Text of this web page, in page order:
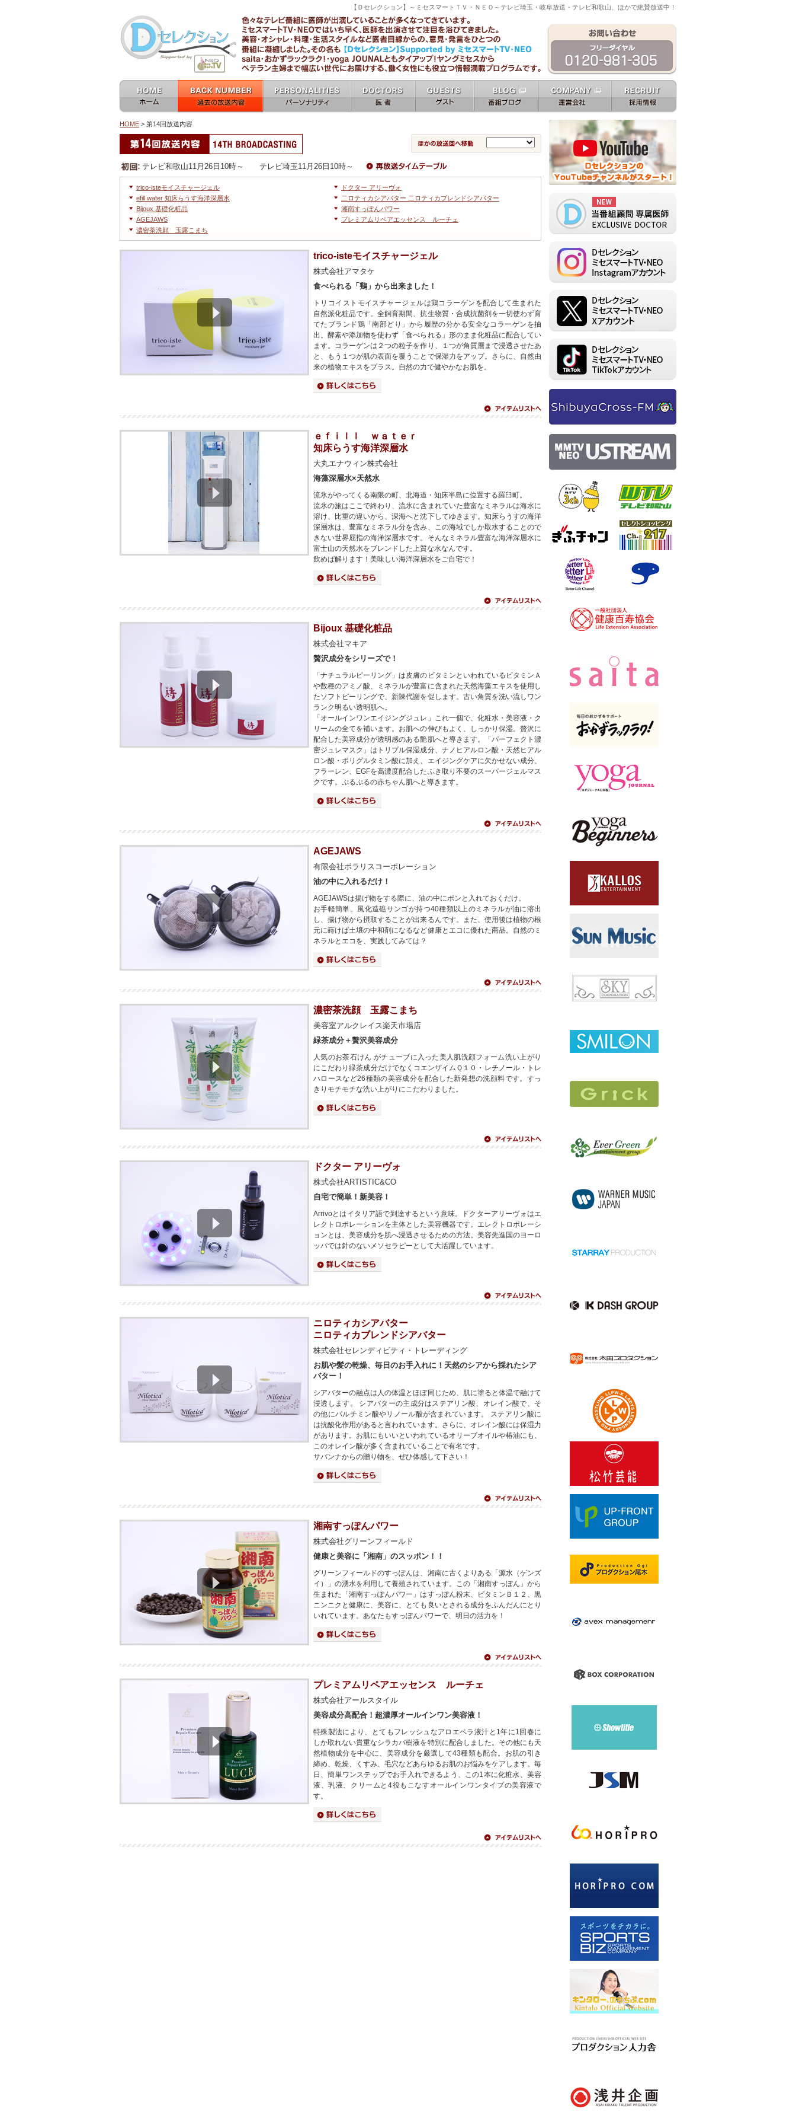
【Ｄセレクション】～ミセスマートＴＶ・ＮＥＯ～テレビ埼玉・岐阜放送・テレビ和歌山、ほかで絶賛放送中！
バー backnumber
personalities
HOME > 第14回放送内容
第14回放送内容
他の放送回へ移動
テレビ和歌山11月26日10時～ テレビ埼玉11月26日10時～ タイムテーブル
trico-isteモイスチャージェル
efill water 知床らうす海洋深層水
Bijoux 基礎化粧品
AGEJAWS
濃密茶洗顔 玉露こまち
ドクター アリーヴォ
二ロティカシアバター 二ロティカブレンドシアバター
湘南すっぽんパワー
プレミアムリペアエッセンス ルーチェ
trico-isteモイスチャージェル
株式会社アマタケ
食べられる「鶏」から出来ました！
トリコイストモイスチャージェルは鶏コラーゲンを配合して生まれた
自然派化粧品です。全飼育期間、抗生物質・合成抗菌剤を一切使わず育
てたブランド鶏「南部どり」から履歴の分かる安全なコラーゲンを抽
出。酵素や添加物を使わず「食べられる」形のまま化粧品に配合してい
ます。コラーゲンは２つの粒子を作り、１つが角質層まで浸透させたあ
と、もう１つが肌の表面を覆うことで保湿力をアップ。さらに、自然由
来の植物エキスをプラス。自然の力で健やかなお肌を。
詳細はこちら
アイテムリスト
へ
ｅｆｉｌｌ ｗａｔｅｒ
知床らうす海洋深層水
大丸エナウィン株式会社
海藻深層水×天然水
流氷がやってくる南限の町、北海道・知床半島に位置する羅臼町。
流氷の旅はここで終わり、流氷に含まれていた豊富なミネラルは海水に
溶け、比重の違いから、深海へと沈下してゆきます。知床らうすの海洋
深層水は、豊富なミネラル分を含み、この海域でしか取水することので
きない世界屈指の海洋深層水です。そんなミネラル豊富な海洋深層水に
富士山の天然水をブレンドした上質な水なんです。
飲めば解ります！美味しい海洋深層水をご自宅で！
詳細はこちら
アイテムリスト
へ
Bijoux 基礎化粧品
株式会社マキア
贅沢成分をシリーズで！
「ナチュラルピーリング」は皮膚のビタミンといわれているビタミンＡ
や数種のアミノ酸、ミネラルが豊富に含まれた天然海藻エキスを使用し
たソフトピーリングで、新陳代謝を促します。古い角質を洗い流しワン
ランク明るい透明肌へ。
「オールインワンエイジングジュレ」これ一個で、化粧水・美容液・ク
リームの全てを補います。お肌への伸びもよく、しっかり保湿。贅沢に
配合した美容成分が透明感のある艶肌へと導きます。「パーフェクト濃
密ジュレマスク」はトリプル保湿成分、ナノヒアルロン酸・天然ヒアル
ロン酸・ポリグルタミン酸に加え、エイジングケアに欠かせない成分、
フラーレン、EGFを高濃度配合したふき取り不要のスーパージェルマス
クです。ぷるぷるの赤ちゃん肌へと導きます。
詳細はこちら
アイテムリスト
へ
AGEJAWS
有限会社ポラリスコーポレーション
油の中に入れるだけ！
AGEJAWSは揚げ物をする際に、油の中にポンと入れておくだけ。
お手軽簡単。風化造礁サンゴが持つ40種類以上のミネラルが油に溶出
し、揚げ物から摂取することが出来るんです。また、使用後は植物の根
元に蒔けば土壌の中和剤になるなど健康とエコに優れた商品。自然のミ
ネラルとエコを、実践してみては？
詳細はこちら
アイテムリスト
へ
濃密茶洗顔 玉露こまち
美容室アルクレイス楽天市場店
緑茶成分＋贅沢美容成分
人気のお茶石けん がチューブに入った美人肌洗顔フォーム洗い上がり
にこだわり緑茶成分だけでなくコエンザイムＱ１０・レチノール・トレ
ハロースなど26種類の美容成分を配合した新発想の洗顔料です。すっ
きりモチモチな洗い上がりにこだわりました。
詳細はこちら
アイテムリスト
へ
ドクター アリーヴォ
株式会社ARTISTIC&CO
自宅で簡単！新美容！
Arrivoとはイタリア語で到達するという意味。ドクターアリーヴォはエ
レクトロポレーションを主体とした美容機器です。エレクトロポレーシ
ョンとは、美容成分を肌へ浸透させるための方法。美容先進国のヨーロ
ッパでは針のないメソセラピーとして大活躍しています。
詳細はこちら
アイテムリスト
へ
ニロティカシアバター
ニロティカブレンドシアバター
株式会社セレンディビティ・トレーディング
お肌や髪の乾燥、毎日のお手入れに！天然のシアから採れたシア
バター！
シアバターの融点は人の体温とほぼ同じため、肌に塗ると体温で融けて
浸透します。 シアバターの主成分はステアリン酸、オレイン酸で、そ
の他にパルチミン酸やリノール酸が含まれています。 ステアリン酸に
は抗酸化作用があると言われています。さらに、オレイン酸には保湿力
があります。お肌にもいいといわれているオリーブオイルや椿油にも、
このオレイン酸が多く含まれていることで有名です。
サバンナからの贈り物を、ぜひ体感して下さい！
詳細はこちら
アイテムリスト
へ
湘南すっぽんパワー
株式会社グリーンフィールド
健康と美容に「湘南」のスッポン！！
グリーンフィールドのすっぽんは、湘南に古くよりある「源水（ゲンズ
イ）」の湧水を利用して養殖されています。この「湘南すっぽん」から
生まれた「湘南すっぽんパワー」はすっぽん粉末、ビタミンＢ１２、黒
ニンニクと健康に、美容に、とても良いとされる成分をふんだんにとり
いれています。あなたもすっぽんパワーで、明日の活力を！
詳細はこちら
アイテムリスト
へ
プレミアムリペアエッセンス ルーチェ
株式会社アールスタイル
美容成分高配合！超濃厚オールインワン美容液！
特殊製法により、とてもフレッシュなアロエベラ液汁と1年に1回春に
しか取れない貴重なシラカバ樹液を特別に配合しました。その他にも天
然植物成分を中心に、美容成分を厳選して43種類も配合。お肌の引き
締め、乾燥、くすみ、毛穴などあらゆるお肌のお悩みをケアします。毎
日、簡単ワンステップでお手入れできるよう、この1本に化粧水、美容
液、乳液、クリームと4役もこなすオールインワンタイプの美容液で
す。
詳細はこちら
アイテムリスト
へ
テレビ埼玉 テレビ和歌山
セレクトショッピン
グch.217
ベターライフチャン